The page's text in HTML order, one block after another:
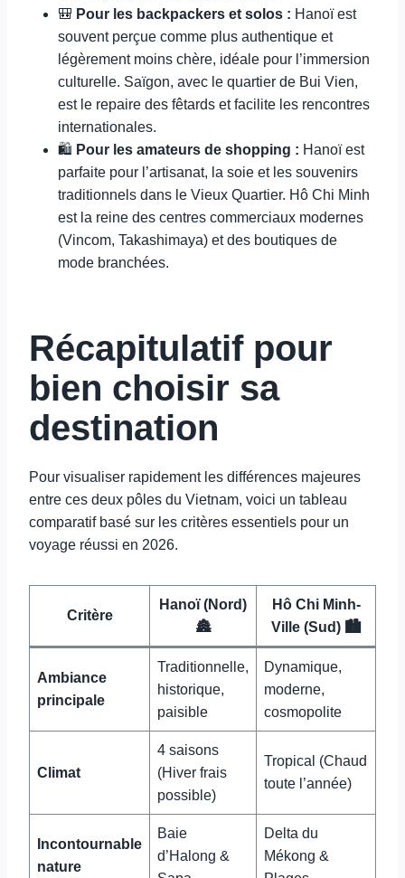
🎒 Pour les backpackers et solos : Hanoï est
souvent perçue comme plus authentique et
légèrement moins chère, idéale pour l’immersion
culturelle. Saïgon, avec le quartier de Bui Vien,
est le repaire des fêtards et facilite les rencontres
internationales.
🛍️ Pour les amateurs de shopping : Hanoï est
parfaite pour l’artisanat, la soie et les souvenirs
traditionnels dans le Vieux Quartier. Hô Chi Minh
est la reine des centres commerciaux modernes
(Vincom, Takashimaya) et des boutiques de
mode branchées.
Récapitulatif pour
bien choisir sa
destination
Pour visualiser rapidement les différences majeures
entre ces deux pôles du Vietnam, voici un tableau
comparatif basé sur les critères essentiels pour un
voyage réussi en 2026.
Critère
Hanoï (Nord)
🏯
Hô Chi Minh-
Ville (Sud) 🏙️
Ambiance
principale
Traditionnelle,
historique,
paisible
Dynamique,
moderne,
cosmopolite
Climat
4 saisons
(Hiver frais
possible)
Tropical (Chaud
toute l’année)
Incontournable
nature
Baie
d’Halong &
Delta du
Mékong &